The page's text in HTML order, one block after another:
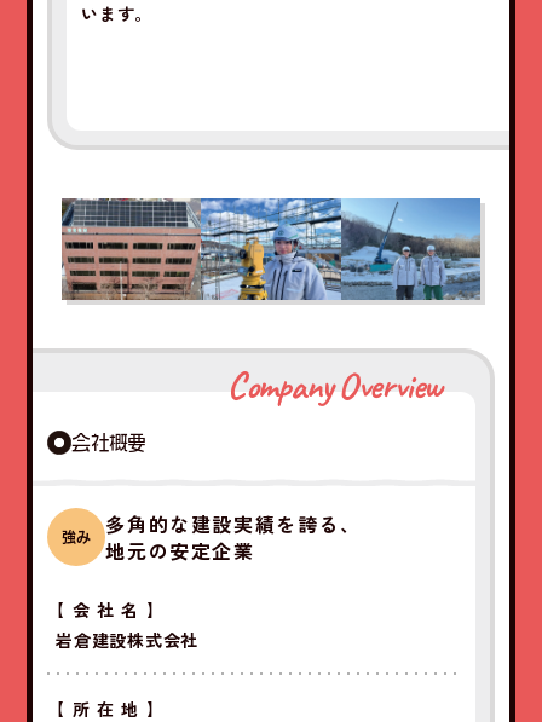
います。
Company Overview
会社概要
強み
多角的な建設実績を誇る、
地元の安定企業
【会社名】
岩倉建設株式会社
【所在地】